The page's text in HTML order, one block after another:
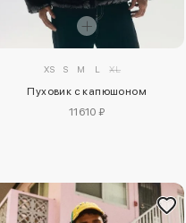
XS S M L XL
Пуховик с капюшоном
11610 ₽